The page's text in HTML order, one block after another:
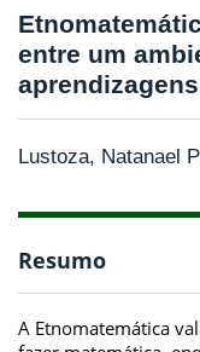
entre um
Lustoza, Natanael
Resumo
A Etnomatemática